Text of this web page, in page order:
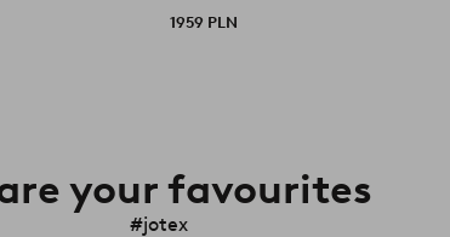
1959 PLN
your favourites
#jotex